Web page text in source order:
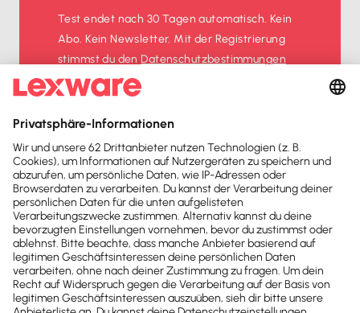
Test endet nach 30 Tagen automatisch. Kein
Abo. Kein Newsletter. Mit der Registrierung
stimmst du denDatenschutz­bestimmungen
und denAGBzu.
Sofort50%
Newsletter
Brandheiße